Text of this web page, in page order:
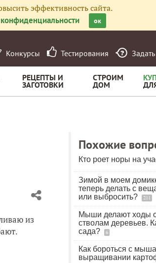
эффективность сайта.
ок
Конкурсы Тестирования
РЕЦЕПТЫ И
ЗАГОТОВКИ
СТРОИМ
ДОМ
из
Похожие
Кто роет норы на
Зимой в моем
теперь делать с
или выбросить?
211
Мыши делают ходы
стволам деревьев.
сада?
6
Как бороться с
выращивании